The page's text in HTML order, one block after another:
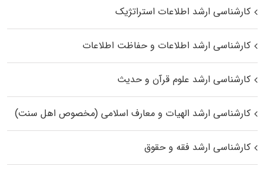
کارشناسی ارشد اطلاعات استراتژیک
کارشناسی ارشد اطلاعات و حفاظت اطلاعات
کارشناسی ارشد علوم قرآن و حدیث
کارشناسی ارشد الهیات و معارف اسلامی (مخصوص اهل سنت)
کارشناسی ارشد فقه و حقوق